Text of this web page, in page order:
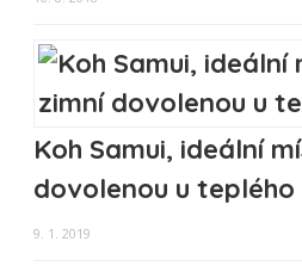
Koh Samui, ideální
dovolenou u
9. 1. 2019